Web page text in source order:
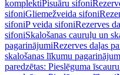
komplektiPisuāru sifoni
sifoniGliemežveida sifoni
sifoniP veida sifoniRezerves
sifoniSkalošanas cauruļu un
pagarinājumiRezerves daļas
skalošanas līkumu
paredzētas: Pieslēguma